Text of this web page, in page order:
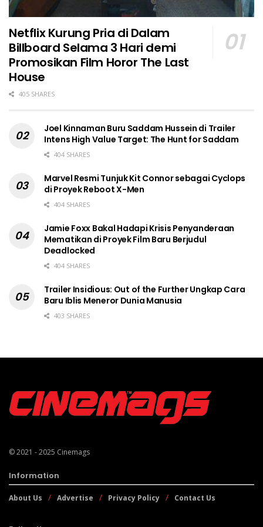
Netflix Kurung Pria di Dalam
Billboard Selama 3 Hari demi
Promosikan Film Horor The Last
House
405 SHARES
Joel Kinnaman Buru Saddam Hussein di Trailer
Intens High Value Target: The Hunt for Saddam
404 SHARES
Marvel Resmi Tunjuk Kit Connor sebagai Cyclops
di Proyek Reboot X-Men
404 SHARES
Jamie Foxx Bakal Hadapi Krisis Penyanderaan
Mematikan di Proyek Film Baru Berjudul
Deadlocked
404 SHARES
Trailer Insidious: Out of the Further Ungkap Cara
Baru Iblis Meneror Dunia Manusia
403 SHARES
© 2021 - 2025 Cinemags
Information
About Us Advertise Privacy Policy Contact Us